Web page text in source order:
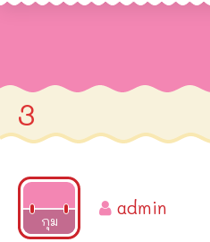
3
กุม
2022
admin